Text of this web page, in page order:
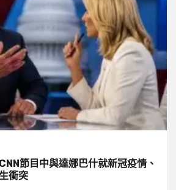
節目中與達娜巴什就新冠疫情、
衝突